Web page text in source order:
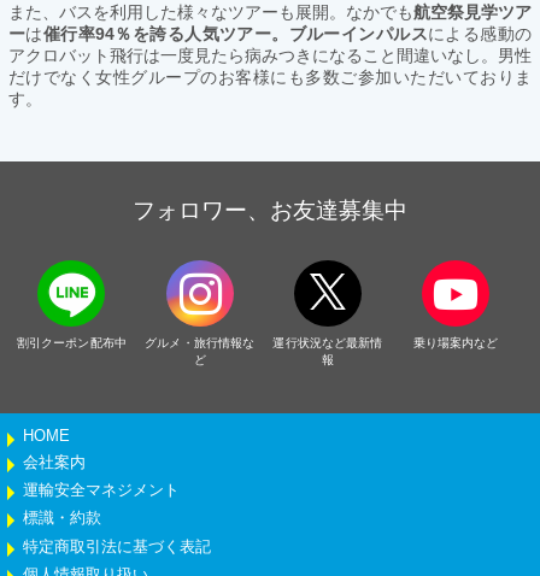
また、バスを利用した様々なツアーも展開。なかでも航空祭見学ツア
ーは催行率94％を誇る人気ツアー。ブルーインパルスによる感動の
アクロバット飛行は一度見たら病みつきになること間違いなし。男性
だけでなく女性グループのお客様にも多数ご参加いただいておりま
す。
フォロワー、お友達募集中
割引クーポン配布中
グルメ・旅行情報な
ど
運行状況など最新情
報
乗り場案内など
HOME
会社案内
運輸安全マネジメント
標識・約款
特定商取引法に基づく表記